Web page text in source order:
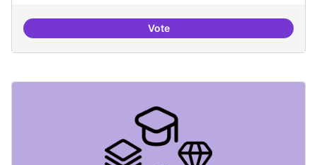
VoteFormació FLOSS a Casals de